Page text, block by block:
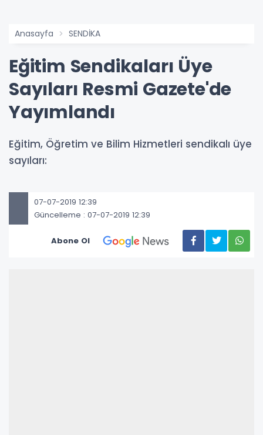
Anasayfa SENDİKA
Eğitim Sendikaları Üye
Sayıları Resmi Gazete'de
Yayımlandı
Eğitim, Öğretim ve Bilim Hizmetleri sendikalı üye
sayıları:
07-07-2019 12:39
Güncelleme : 07-07-2019 12:39
Abone Ol